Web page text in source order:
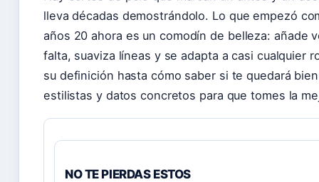
lleva décadas demostrándolo. Lo que empezó
años 20 ahora es un comodín de belleza: añade
falta, suaviza líneas y se adapta a casi cualquier
su definición hasta cómo saber si te quedará
estilistas y datos concretos para que tomes la
NO TE PIERDAS ESTOS